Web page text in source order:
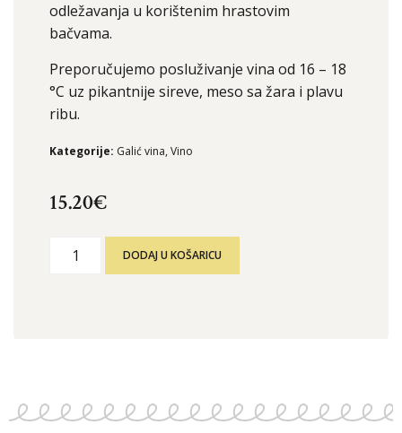
odležavanja u korištenim hrastovim
bačvama.
Preporučujemo posluživanje vina od 16 – 18
°C uz pikantnije sireve, meso sa žara i plavu
ribu.
Kategorije: Galić vina, Vino
15.20€
DODAJ U KOŠARICU